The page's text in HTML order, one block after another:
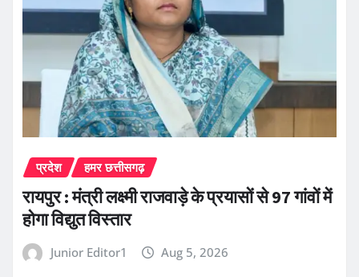
प्रदेश हमर छत्तीसगढ़
रायपुर : मंत्री लक्ष्मी राजवाड़े के प्रयासों से 97 गांवों में
होगा विद्युत विस्तार
Junior Editor1 Aug 5, 2026